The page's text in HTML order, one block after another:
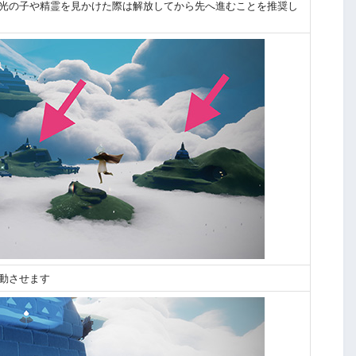
子や精霊を見かけた際は解放してから先へ進むことを推奨し
させます